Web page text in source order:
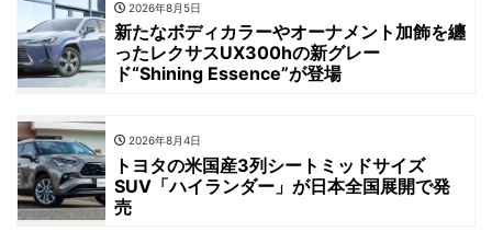
2026年8月5日
新たなボディカラーやオーナメント加飾を纏
ったレクサスUX300hの新グレー
ド“Shining Essence”が登場
2026年8月4日
トヨタの米国産3列シートミッドサイズ
SUV「ハイランダー」が日本全国展開で発
売